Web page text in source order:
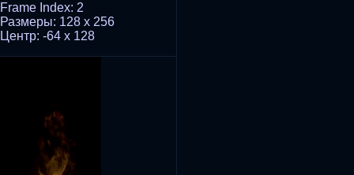
Frame Index: 2
Размеры: 128 x 256
Центр: -64 x 128